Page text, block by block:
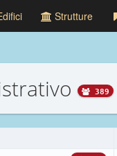
Strutture
389